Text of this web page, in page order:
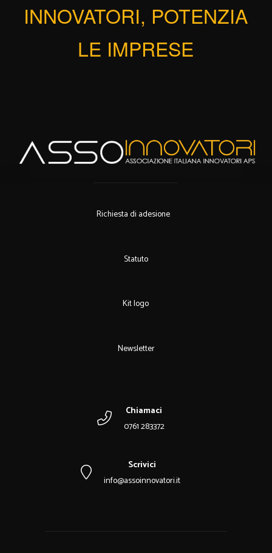
INNOVATORI, POTENZIA
LE IMPRESE
Richiesta di adesione
Statuto
Kit logo
Newsletter
Chiamaci
0761 283372
Scrivici
info@assoinnovatori.it